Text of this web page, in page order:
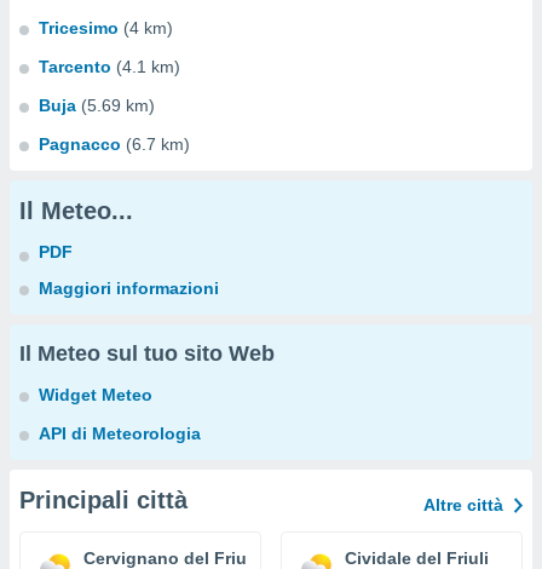
Tricesimo (4 km)
Tarcento (4.1 km)
Buja (5.69 km)
Pagnacco (6.7 km)
Il Meteo...
PDF
Maggiori informazioni
Il Meteo sul tuo sito Web
Widget Meteo
API di Meteorologia
Principali città Altre città
Cervignano del Friuli Cividale del Friuli